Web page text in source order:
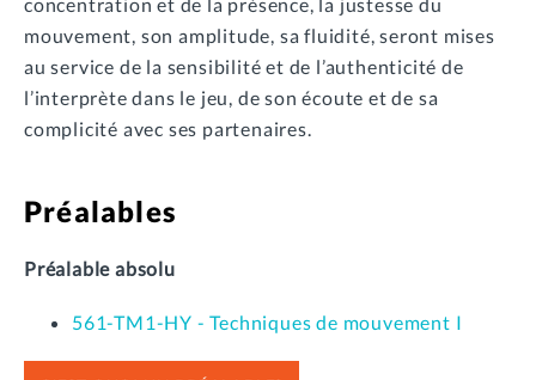
mouvement, son amplitude, sa fluidité, seront mises
au service de la sensibilité et de l’authenticité de
l’interprète dans le jeu, de son écoute et de sa
complicité avec ses partenaires.
Préalables
Préalable absolu
561-TM1-HY - Techniques de mouvement I